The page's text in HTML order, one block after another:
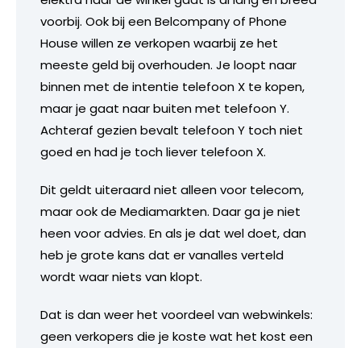
voorbij. Ook bij een Belcompany of Phone
House willen ze verkopen waarbij ze het
meeste geld bij overhouden. Je loopt naar
binnen met de intentie telefoon X te kopen,
maar je gaat naar buiten met telefoon Y.
Achteraf gezien bevalt telefoon Y toch niet
goed en had je toch liever telefoon X.
Dit geldt uiteraard niet alleen voor telecom,
maar ook de Mediamarkten. Daar ga je niet
heen voor advies. En als je dat wel doet, dan
heb je grote kans dat er vanalles verteld
wordt waar niets van klopt.
Dat is dan weer het voordeel van webwinkels:
geen verkopers die je koste wat het kost een